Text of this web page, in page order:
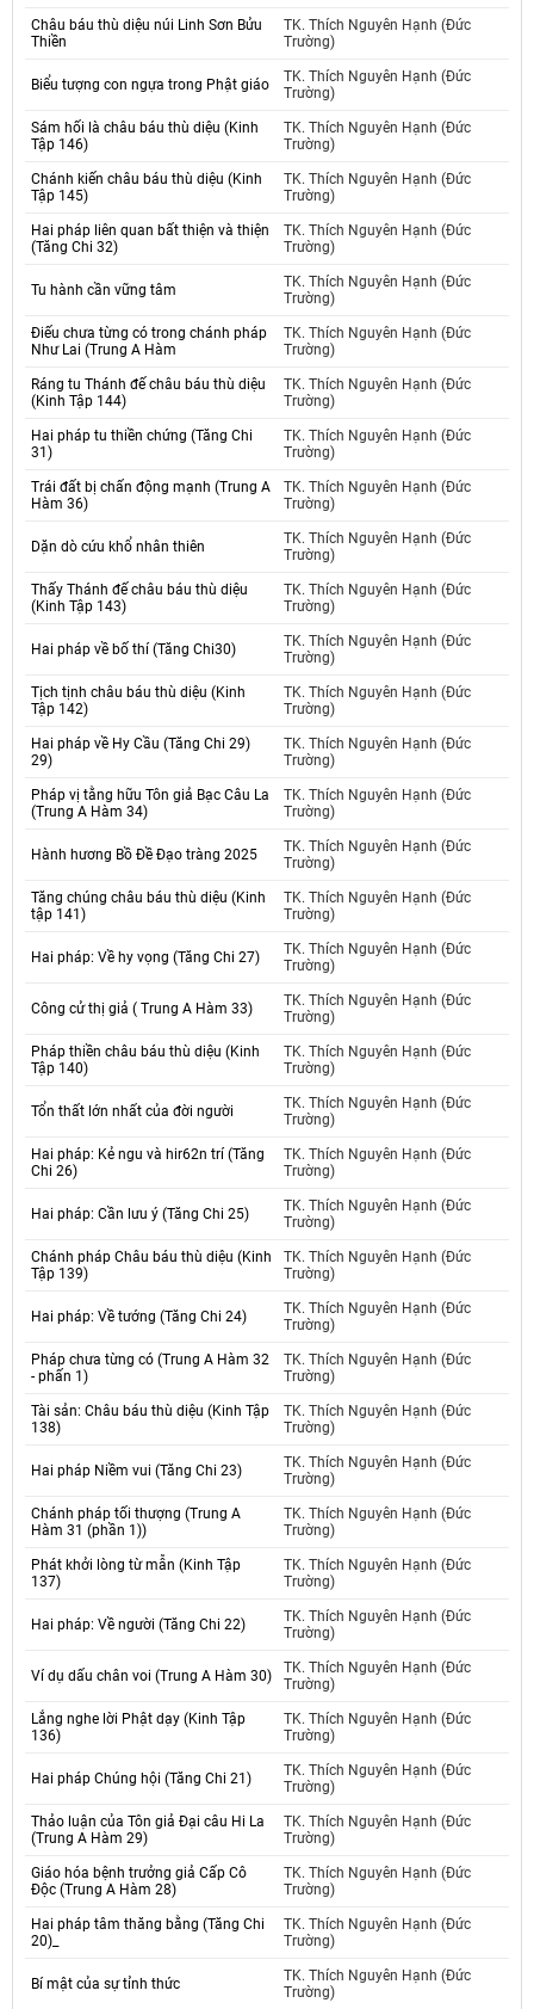
Châu báu thù diệu núi Linh Sơn Bửu
Thiền
TK. Thích Nguyên Hạnh (Đức
Trường)
Biểu tượng con ngựa trong Phật giáo
TK. Thích Nguyên Hạnh (Đức
Trường)
Sám hối là châu báu thù diệu (Kinh
Tập 146)
TK. Thích Nguyên Hạnh (Đức
Trường)
Chánh kiến châu báu thù diệu (Kinh
Tập 145)
TK. Thích Nguyên Hạnh (Đức
Trường)
Hai pháp liên quan bất thiện và thiện
(Tăng Chi 32)
TK. Thích Nguyên Hạnh (Đức
Trường)
Tu hành cần vững tâm
TK. Thích Nguyên Hạnh (Đức
Trường)
Điếu chưa từng có trong chánh pháp
Như Lai (Trung A Hàm
TK. Thích Nguyên Hạnh (Đức
Trường)
Ráng tu Thánh đế châu báu thù diệu
(Kinh Tập 144)
TK. Thích Nguyên Hạnh (Đức
Trường)
Hai pháp tu thiền chứng (Tăng Chi
31)
TK. Thích Nguyên Hạnh (Đức
Trường)
Trái đất bị chấn động mạnh (Trung A
Hàm 36)
TK. Thích Nguyên Hạnh (Đức
Trường)
Dặn dò cứu khổ nhân thiên
TK. Thích Nguyên Hạnh (Đức
Trường)
Thấy Thánh đế châu báu thù diệu
(Kinh Tập 143)
TK. Thích Nguyên Hạnh (Đức
Trường)
Hai pháp về bố thí (Tăng Chi30)
TK. Thích Nguyên Hạnh (Đức
Trường)
Tịch tịnh châu báu thù diệu (Kinh
Tập 142)
TK. Thích Nguyên Hạnh (Đức
Trường)
Hai pháp về Hy Cầu (Tăng Chi 29)
29)
TK. Thích Nguyên Hạnh (Đức
Trường)
Pháp vị tằng hữu Tôn giả Bạc Câu La
(Trung A Hàm 34)
TK. Thích Nguyên Hạnh (Đức
Trường)
Hành hương Bồ Đề Đạo tràng 2025
TK. Thích Nguyên Hạnh (Đức
Trường)
Tăng chúng châu báu thù diệu (Kinh
tập 141)
TK. Thích Nguyên Hạnh (Đức
Trường)
Hai pháp: Về hy vọng (Tăng Chi 27)
TK. Thích Nguyên Hạnh (Đức
Trường)
Công cử thị giả ( Trung A Hàm 33)
TK. Thích Nguyên Hạnh (Đức
Trường)
Pháp thiền châu báu thù diệu (Kinh
Tập 140)
TK. Thích Nguyên Hạnh (Đức
Trường)
Tổn thất lớn nhất của đời người
TK. Thích Nguyên Hạnh (Đức
Trường)
Hai pháp: Kẻ ngu và hir62n trí (Tăng
Chi 26)
TK. Thích Nguyên Hạnh (Đức
Trường)
Hai pháp: Cần lưu ý (Tăng Chi 25)
TK. Thích Nguyên Hạnh (Đức
Trường)
Chánh pháp Châu báu thù diệu (Kinh
Tập 139)
TK. Thích Nguyên Hạnh (Đức
Trường)
Hai pháp: Về tướng (Tăng Chi 24)
TK. Thích Nguyên Hạnh (Đức
Trường)
Pháp chưa từng có (Trung A Hàm 32
- phấn 1)
TK. Thích Nguyên Hạnh (Đức
Trường)
Tài sản: Châu báu thù diệu (Kinh Tập
138)
TK. Thích Nguyên Hạnh (Đức
Trường)
Hai pháp Niềm vui (Tăng Chi 23)
TK. Thích Nguyên Hạnh (Đức
Trường)
Chánh pháp tối thượng (Trung A
Hàm 31 (phần 1))
TK. Thích Nguyên Hạnh (Đức
Trường)
Phát khởi lòng từ mẫn (Kinh Tập
137)
TK. Thích Nguyên Hạnh (Đức
Trường)
Hai pháp: Về người (Tăng Chi 22)
TK. Thích Nguyên Hạnh (Đức
Trường)
Ví dụ dấu chân voi (Trung A Hàm 30)
TK. Thích Nguyên Hạnh (Đức
Trường)
Lắng nghe lời Phật dạy (Kinh Tập
136)
TK. Thích Nguyên Hạnh (Đức
Trường)
Hai pháp Chúng hội (Tăng Chi 21)
TK. Thích Nguyên Hạnh (Đức
Trường)
Thảo luận của Tôn giả Đại câu Hi La
(Trung A Hàm 29)
TK. Thích Nguyên Hạnh (Đức
Trường)
Giáo hóa bệnh trưởng giả Cấp Cô
Độc (Trung A Hàm 28)
TK. Thích Nguyên Hạnh (Đức
Trường)
Hai pháp tâm thăng bằng (Tăng Chi
20)_
TK. Thích Nguyên Hạnh (Đức
Trường)
Bí mật của sự tỉnh thức
TK. Thích Nguyên Hạnh (Đức
Trường)